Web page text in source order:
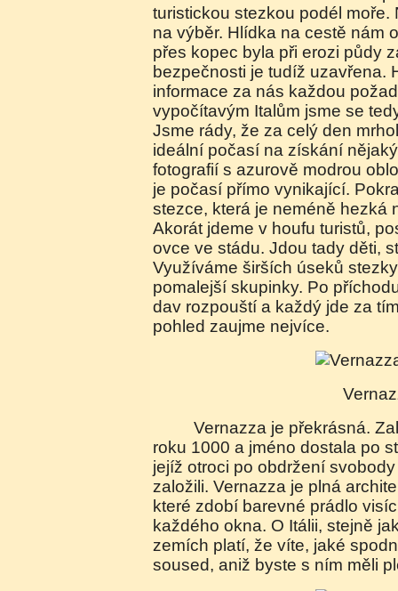
turistickou stezkou podél moře.
na výběr. Hlídka na cestě nám
přes kopec byla při erozi půdy
bezpečnosti je tudíž uzavřena.
informace za nás každou
vypočítavým Italům jsme se
Jsme rády, že za celý den
ideální počasí na získání
fotografií s azurově modrou
je počasí přímo vynikající.
stezce, která je neméně hezká
Akorát jdeme v houfu turistů,
ovce ve stádu. Jdou tady děti,
Využíváme širších úseků
pomalejší skupinky. Po
dav rozpouští a každý jde za
pohled zaujme nejvíce.
Vernazza je překrásná. Založena byla již kolem
roku 1000 a jméno dostala po
jejíž otroci po obdržení
založili. Vernazza je plná
které zdobí barevné prádlo
každého okna. O Itálii, stejně
zemích platí, že víte, jaké
soused, aniž byste s ním měli